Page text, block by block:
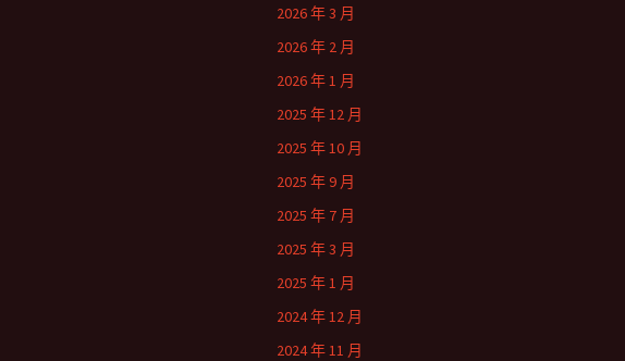
2026 年 3 月
2026 年 2 月
2026 年 1 月
2025 年 12 月
2025 年 10 月
2025 年 9 月
2025 年 7 月
2025 年 3 月
2025 年 1 月
2024 年 12 月
2024 年 11 月